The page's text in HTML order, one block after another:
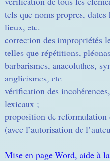
tels que noms propres, dates
lieux, etc.
correction des impropriétés
telles que répétitions,
barbarismes, anacoluthes,
anglicismes, etc.
vérification des
lexicaux ;
proposition de reformulation
(avec l’autorisation de
Mise en page Word, aide à